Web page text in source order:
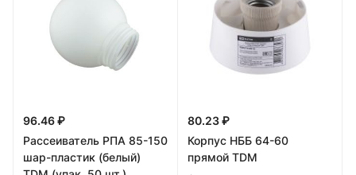
96.46 ₽
Рассеиватель РПА 85-150
шар-пластик (белый)
80.23 ₽
Корпус НББ 64-60
прямой TDM